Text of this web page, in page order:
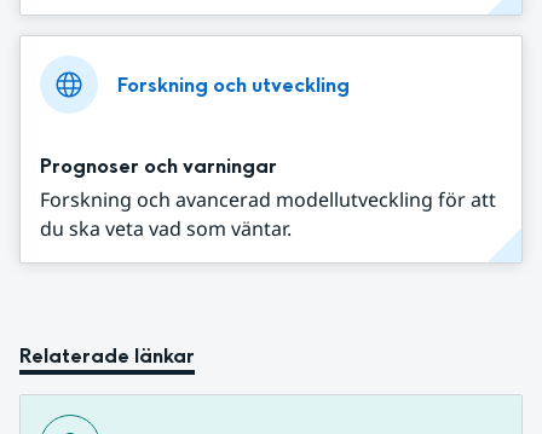
Forskning och utveckling
Prognoser och varningar
Forskning och avancerad modellutveckling för att
du ska veta vad som väntar.
Relaterade länkar